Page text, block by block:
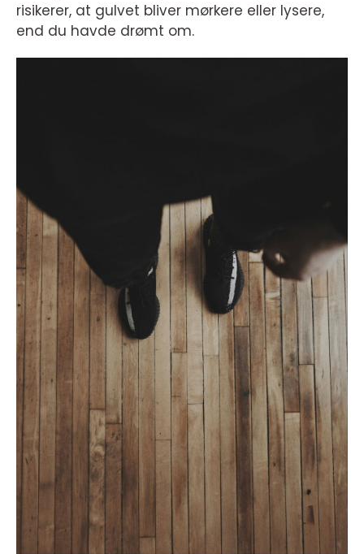
risikerer, at gulvet bliver mørkere eller lysere,
end du havde drømt om.